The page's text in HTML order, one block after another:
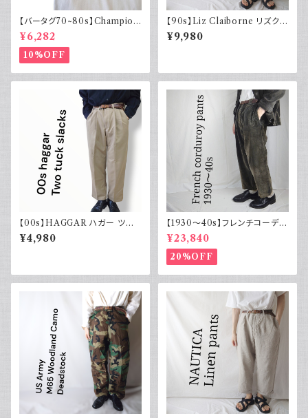
【バータグ70~80s】Champion
チャンピオン リンガーTシャツ
染み込み
¥6,282
10%OFF
【90s】Liz Claiborne リズクレ
イボーン コットンリネンパンツ
ツータック ワイド スラックス 古
¥9,980
【00s】HAGGAR ハガー ツー
タックスラックス ポリエステル
ベージュ 古着 34 29
¥4,980
【1930～40s】フレンチコーデュ
ロイパンツ ヴィンテージ ダーク
ブラウン
¥23,840
20%OFF